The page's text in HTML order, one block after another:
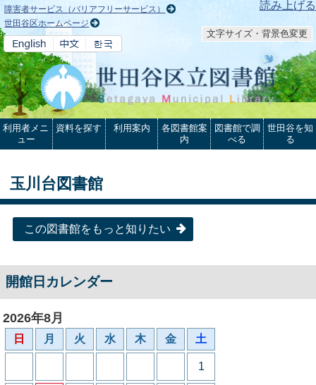
本文へ 読み上げる
障害者サービス（バリアフリーサービス）
世田谷区ホームページ
文字サイズ・背景色変更
利用者メニ
ュー
資料を探す 利用案内
各図書館案
内
図書館で調
べる
世田谷を知
る
玉川台図書館
この図書館をもっと知りたい
開館日カレンダー
2026年8月
日 月 火 水 木 金 土
1